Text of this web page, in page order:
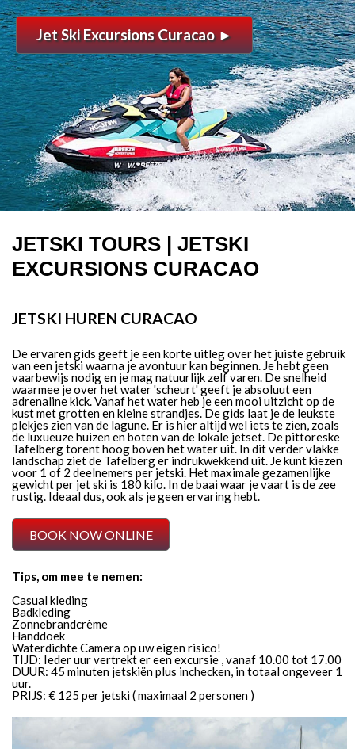
Jet Ski Excursions Curacao►
JETSKI TOURS | JETSKI
EXCURSIONS CURACAO
JETSKI HUREN CURACAO
De ervaren gids geeft je een korte uitleg over het juiste gebruik
van een jetski waarna je avontuur kan beginnen. Je hebt geen
vaarbewijs nodig en je mag natuurlijk zelf varen. De snelheid
waarmee je over het water 'scheurt' geeft je absoluut een
adrenaline kick. Vanaf het water heb je een mooi uitzicht op de
kust met grotten en kleine strandjes. De gids laat je de leukste
plekjes zien van de lagune. Er is hier altijd wel iets te zien, zoals
de luxueuze huizen en boten van de lokale jetset. De pittoreske
Tafelberg torent hoog boven het water uit. In dit verder vlakke
landschap ziet de Tafelberg er indrukwekkend uit. Je kunt kiezen
voor 1 of 2 deelnemers per jetski. Het maximale gezamenlijke
gewicht per jet ski is 180 kilo. In de baai waar je vaart is de zee
rustig. Ideaal dus, ook als je geen ervaring hebt.
BOOK NOW ONLINE
Tips, om mee te nemen:
Casual kleding
Badkleding
Zonnebrandcrème
Handdoek
Waterdichte Camera op uw eigen risico!
TIJD: Ieder uur vertrekt er een excursie , vanaf 10.00 tot 17.00
DUUR: 45 minuten jetskiën plus inchecken, in totaal ongeveer 1
uur.
PRIJS: € 125 per jetski ( maximaal 2 personen )